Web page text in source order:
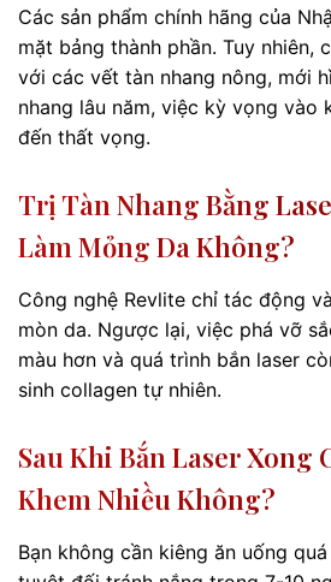
Các sản phẩm chính hãng của
mặt bảng thành phần. Tuy nhiên,
với các vết tàn nhang nông, mới
nhang lâu năm, việc kỳ vọng vào
đến thất vọng.
Trị Tàn Nhang Bằng
Làm Mỏng Da Không?
Công nghệ Revlite chỉ tác động
mòn da. Ngược lại, việc phá vỡ
màu hơn và quá trình bắn laser
sinh collagen tự nhiên.
Sau Khi Bắn Laser Xong
Khem Nhiều Không?
Bạn không cần kiêng ăn uống